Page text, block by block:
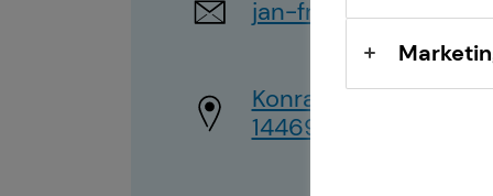
jan-
Konrad-Zuse-Ring 11
14469 Potsdam